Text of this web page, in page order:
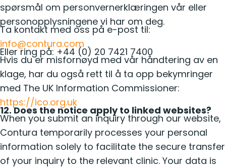
spørsmål om personvernerklæringen vår eller
personopplysningene vi har om deg.
Ta kontakt med oss på e-post til:
info@contura.com
Eller ring på: +44 (0) 20 7421 7400
Hvis du er misfornøyd med vår håndtering av en
klage, har du også rett til å ta opp bekymringer
med The UK Information Commissioner:
https://ico.org.uk
12. Does the notice apply to linked websites?
When you submit an inquiry through our website,
Contura temporarily processes your personal
information solely to facilitate the secure transfer
of your inquiry to the relevant clinic. Your data is